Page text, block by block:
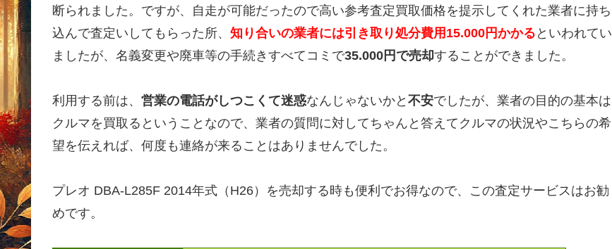
断られました。ですが、自走が可能だったので高い参考査定買取価格を提示してくれた業者に持ち
込んで査定いしてもらった所、 知り合いの業者には引き取り処分費用15.000円かかる といわれてい
ましたが、名義変更や廃車等の手続きすべてコミで35.000円で売却することができました。
利用する前は、 営業の電話がしつこくて迷惑なんじゃないかと 不安でしたが、業者の目的の基本は
クルマを買取るということなので、業者の質問に対してちゃんと答えてクルマの状況やこちらの希
望を伝えれば、何度も連絡が来ることはありませんでした。
プレオ DBA-L285F 2014年式（H26）を売却する時も便利でお得なので、この査定サービスはお勧
めです。